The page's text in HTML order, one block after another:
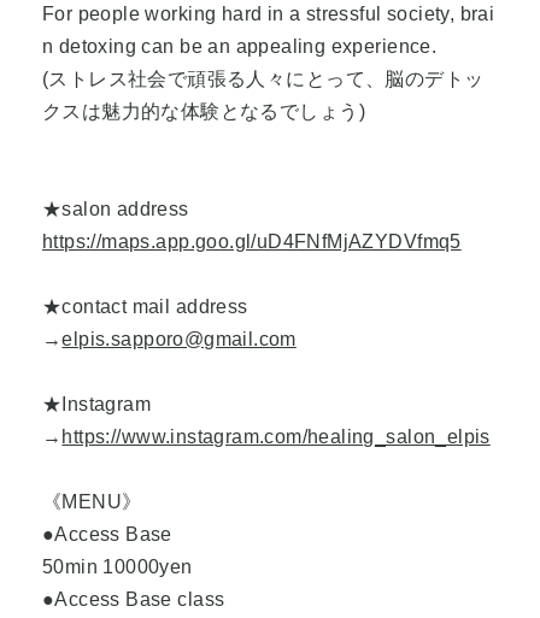
For people working hard in a stressful society, brai
n detoxing can be an appealing experience.
(ストレス社会で頑張る人々にとって、脳のデトッ
クスは魅力的な体験となるでしょう)
★salon address
https://maps.app.goo.gl/uD4FNfMjAZYDVfmq5
★contact mail address
→elpis.sapporo@gmail.com
★Instagram
→ https://www.instagram.com/healing_salon_elpis
《MENU》
●Access Base
50min 10000yen
●Access Base class